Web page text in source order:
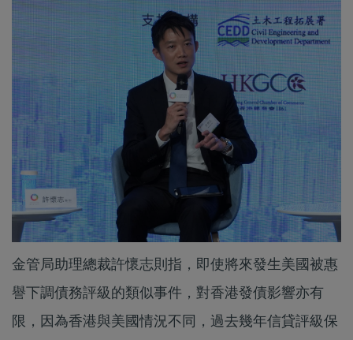
金管局助理總裁許懷志則指，即使將來發生美國被惠
譽下調債務評級的類似事件，對香港發債影響亦有
限，因為香港與美國情況不同，過去幾年信貸評級保